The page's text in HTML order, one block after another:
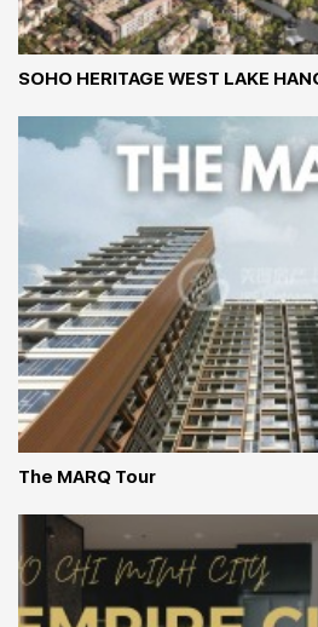
SOHO HERITAGE WEST LAKE
The MARQ Tour